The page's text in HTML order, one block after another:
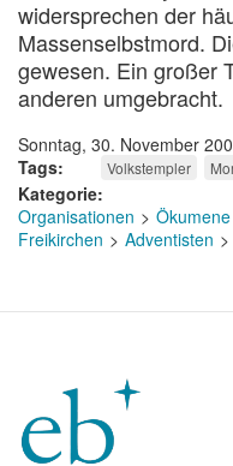
widersprechen der
Massenselbstmord.
gewesen. Ein großer
anderen umgebracht.
Sonntag, 30. November
Tags
Volkstempler
Kategorie
Organisationen
Ökumene
Freikirchen
Adventisten